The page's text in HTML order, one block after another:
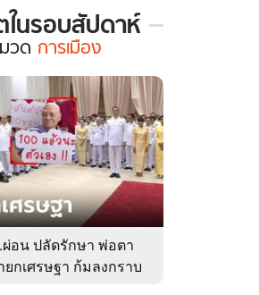
ในรอบสัปดาห์
วด การเมือง
อน ปลัดรักษา พ่อตา
กเศรษฐา ก้มลงกราบ